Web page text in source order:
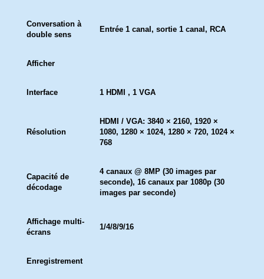
Conversation à
double sens
Entrée 1 canal, sortie 1 canal, RCA
Afficher
Interface 1 HDMI , 1 VGA
Résolution
HDMI / VGA: 3840 × 2160, 1920 ×
1080, 1280 × 1024, 1280 × 720, 1024 ×
768
Capacité de
décodage
4 canaux @ 8MP (30 images par
seconde), 16 canaux par 1080p (30
images par seconde)
Affichage multi-
écrans
1/4/8/9/16
Enregistrement